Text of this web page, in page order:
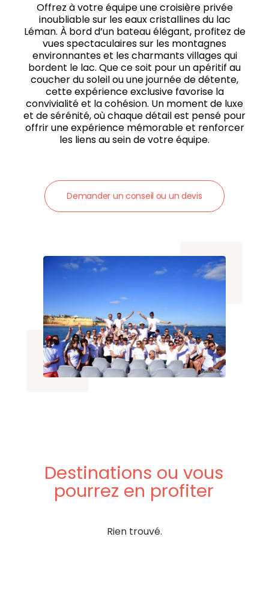
Offrez à votre équipe une croisière privée
inoubliable sur les eaux cristallines du lac
Léman. À bord d’un bateau élégant, profitez de
vues spectaculaires sur les montagnes
environnantes et les charmants villages qui
bordent le lac. Que ce soit pour un apéritif au
coucher du soleil ou une journée de détente,
cette expérience exclusive favorise la
convivialité et la cohésion. Un moment de luxe
et de sérénité, où chaque détail est pensé pour
offrir une expérience mémorable et renforcer
les liens au sein de votre équipe.
Demander un conseil ou un devis
Destinations ou vous
pourrez en profiter
Rien trouvé.